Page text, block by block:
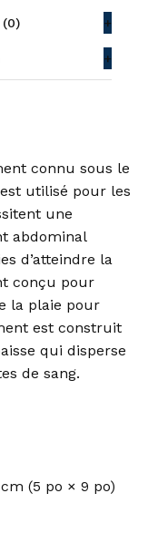
(0)
connu sous le
utilisé pour les
une
abdominal
d’atteindre la
conçu pour
la plaie pour
est construit
qui disperse
de sang.
(5 po × 9 po)